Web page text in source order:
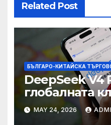
Related Post
БЪЛГАРО-КИТАЙСКА
DeepSeek V4
глобалната
печалба след
намаление
MAY 24, 2026